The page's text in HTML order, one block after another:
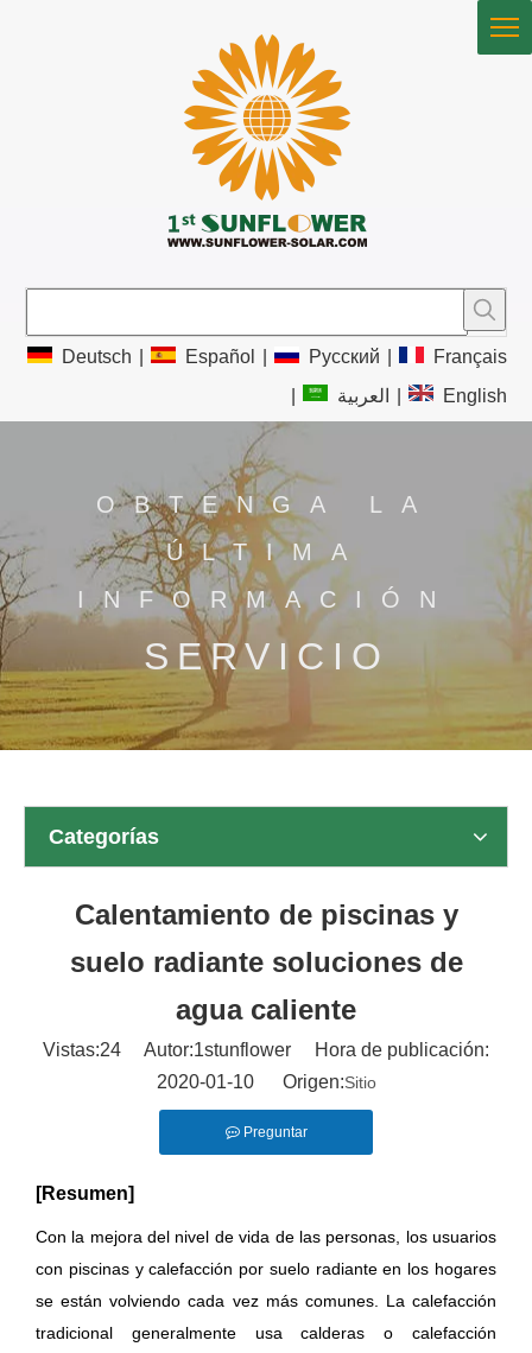
Deutsch Español Pусский
Français
العربية English
OBTENGA LA
ÚLTIMA
INFORMACIÓN
SERVICIO
Categorías
Calentamiento de piscinas y
suelo radiante soluciones de
agua caliente
Vistas:24 Autor:1stunflower Hora de publicación:
2020-01-10 Origen:Sitio
Preguntar
[Resumen]
Con la mejora del nivel de vida de las personas, los usuarios
con piscinas y calefacción por suelo radiante en los hogares
se están volviendo cada vez más comunes. La calefacción
tradicional generalmente usa calderas o calefacción